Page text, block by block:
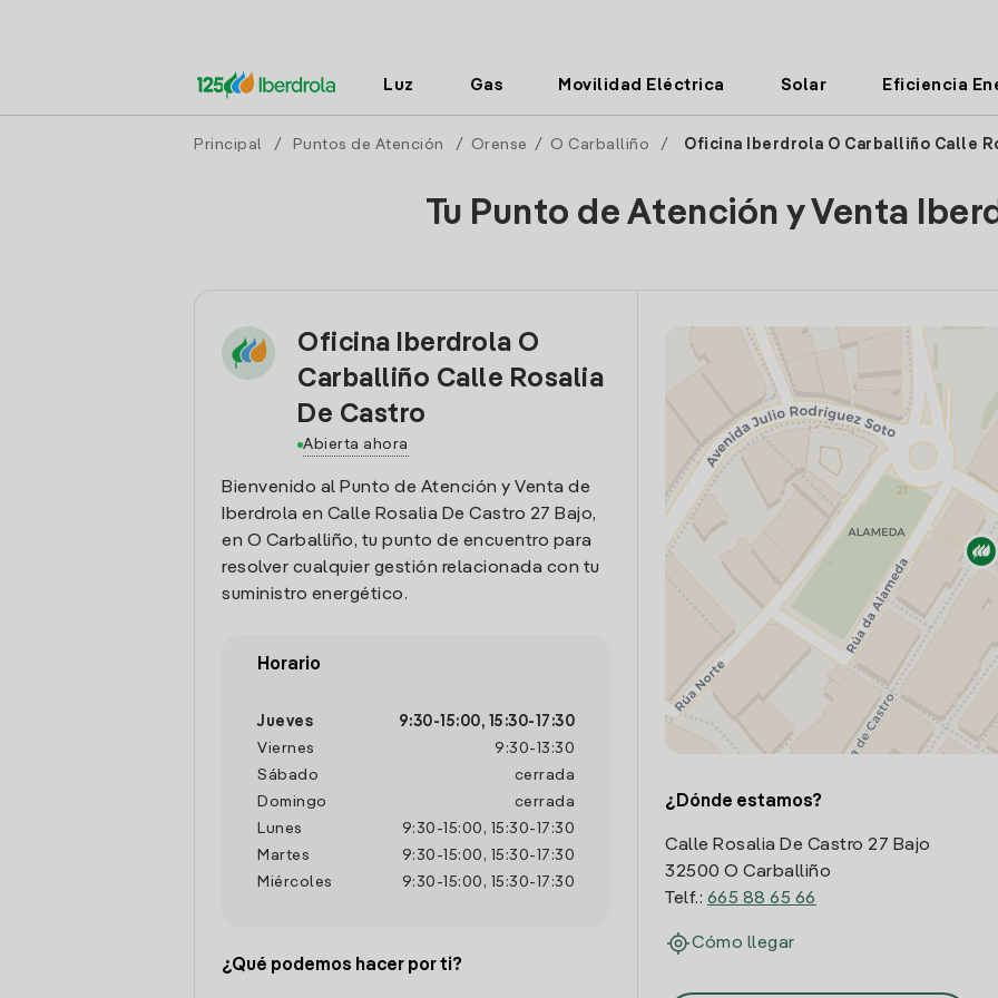
Luz Gas Movilidad Eléctrica Solar Eficiencia
Principal / Puntos de Atención / Orense / O Carballiño / Oficina Iberdrola O Carballiño Calle
Tu Punto de Atención y Venta
Oficina Iberdrola O
Carballiño Calle Rosalia
De Castro
Abierta ahora
Bienvenido al Punto de Atención y Venta de
Iberdrola en Calle Rosalia De Castro 27 Bajo,
en O Carballiño, tu punto de encuentro para
resolver cualquier gestión relacionada con tu
suministro energético.
Horario
Jueves 9:30- 15:00, 15:30- 17:30
Viernes
9:30- 13:30
Sábado
cerrada
Domingo
cerrada
Lunes
9:30 - 15:00 , 15:30- 17:30
Martes
9:30 - 15:00 , 15:30- 17:30
Miércoles
9:30 - 15:00 , 15:30- 17:30
¿Qué podemos hacer por ti?
¿Dónde estamos?
Calle Rosalia De Castro 27 Bajo
32500 O Carballiño
Telf.: 665 88 65 66
Cómo llegar